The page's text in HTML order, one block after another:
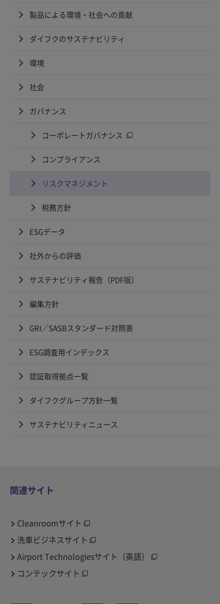
製品による環境・社会への貢献
ダイフクのサステナビリティ
環境
社会
ガバナンス
コーポレートガバナンス
コンプライアンス
リスクマネジメント
税務方針
ESGデータ
社外からの評価
サステナビリティ報告（PDF版）
編集方針
GRI／SASBスタンダード対照表
ESG調査用インデックス
認証取得拠点一覧
ダイフクグループ方針一覧
サステナビリティニュース
関連サイト
Cleanroomサイト
洗車ビジネスサイト
Airport Technologiesサイト（英語）
コンテックサイト